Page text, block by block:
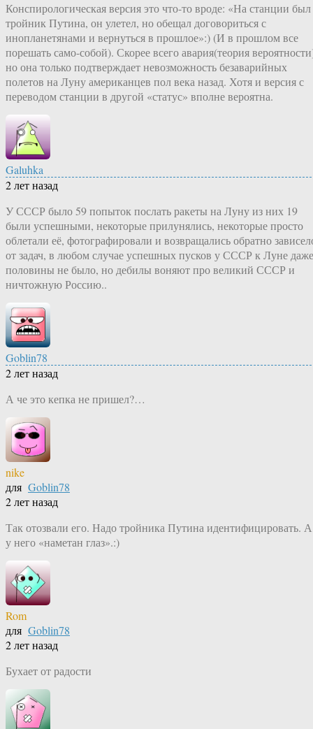
Конспирологическая версия это что-то вроде: «На станции был
тройник Путина, он улетел, но обещал договориться с
инопланетянами и вернуться в прошлое»:) (И в прошлом все
порешать само-собой). Скорее всего авария(теория
но она только подтверждает невозможность безаварийных
полетов на Луну американцев пол века назад. Хотя и версия с
переводом станции в другой «статус» вполне вероятна.
Galuhka
2 лет назад
У СССР было 59 попыток послать ракеты на Луну из них 19
были успешными, некоторые прилунялись, некоторые просто
облетали её, фотографировали и возвращались обратно
от задач, в любом случае успешных пусков у СССР к Луне даже
половины не было, но дебилы воняют про великий СССР и
ничтожную Россию..
Goblin78
2 лет назад
А че это кепка не пришел?…
nike
для Goblin78
2 лет назад
Так отозвали его. Надо тройника Путина идентифицировать. А
у него «наметан глаз».:)
Rom
для Goblin78
2 лет назад
Бухает от радости